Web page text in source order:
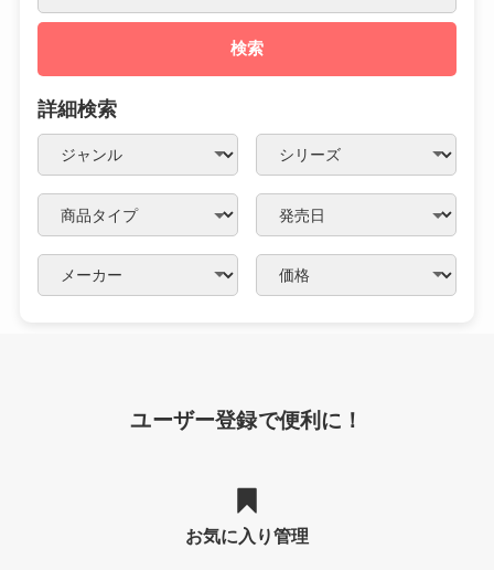
検索
詳細検索
ユーザー登録で便利に！
お気に入り管理